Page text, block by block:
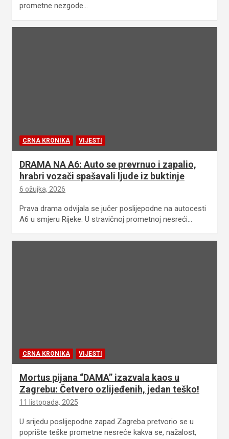
prometne nezgode…
CRNA KRONIKA VIJESTI
DRAMA NA A6: Auto se prevrnuo i zapalio,
hrabri vozači spašavali ljude iz buktinje
6 ožujka, 2026
Prava drama odvijala se jučer poslijepodne na autocesti
A6 u smjeru Rijeke. U stravičnoj prometnoj nesreći…
CRNA KRONIKA VIJESTI
Mortus pijana “DAMA” izazvala kaos u
Zagrebu: Četvero ozlijeđenih, jedan teško!
11 listopada, 2025
U srijedu poslijepodne zapad Zagreba pretvorio se u
poprište teške prometne nesreće kakva se, nažalost,